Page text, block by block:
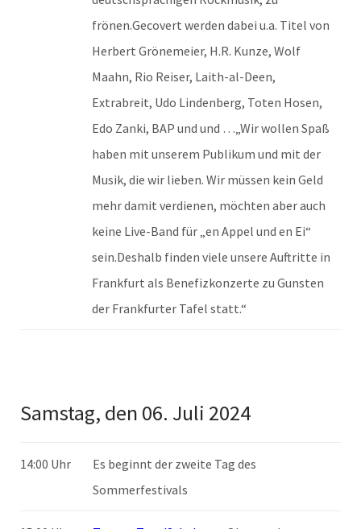
frönen.Gecovert werden dabei u.a. Titel von
Herbert Grönemeier, H.R. Kunze, Wolf
Maahn, Rio Reiser, Laith-al-Deen,
Extrabreit, Udo Lindenberg, Toten Hosen,
Edo Zanki, BAP und und …„Wir wollen Spaß
haben mit unserem Publikum und mit der
Musik, die wir lieben. Wir müssen kein Geld
mehr damit verdienen, möchten aber auch
keine Live-Band für „en Appel und en Ei“
sein.Deshalb finden viele unsere Auftritte in
Frankfurt als Benefizkonzerte zu Gunsten
der Frankfurter Tafel statt.“
Samstag, den 06. Juli 2024
14:00 Uhr
Es beginnt der zweite Tag des
Sommerfestivals